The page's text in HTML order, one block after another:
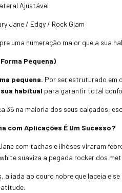
Ajustável
Jane / Edgy / Rock Glam
uma numeração maior que a sua
Pequena)
pequena. Por ser estruturado em
habitual para garantir total
36 na maioria dos seus calçados,
com Aplicações É Um Sucesso?
com tachas e ilhóses viraram
suaviza a pegada rocker dos
aliada ao couro nobre que laceia e
atitude.